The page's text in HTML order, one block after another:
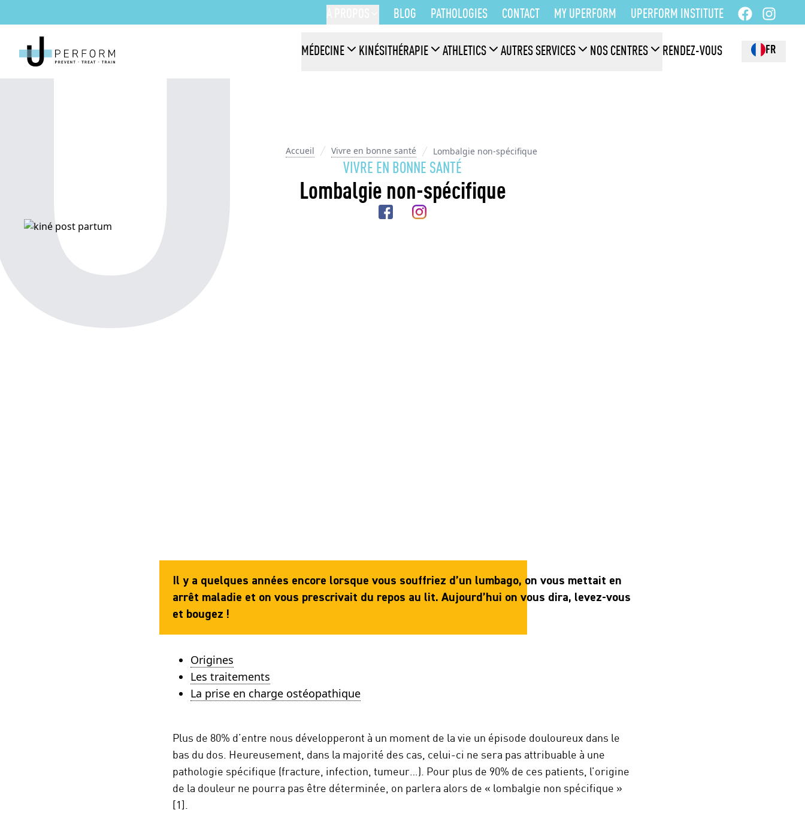
BLOG PATHOLOGIES CONTACT MY UPERFORM UPERFORM INSTITUTE
MÉDECINE KINÉSITHÉRAPIE ATHLETICS AUTRES SERVICES NOS CENTRES RENDEZ-VOUS FR
Accueil Vivre en bonne santé Lombalgie non-spécifique
Lombalgie non-spécifique
VIVRE EN BONNE SANTÉ
Il y a quelques années encore lorsque vous souffriez d’un lumbago, on vous mettait en
arrêt maladie et on vous prescrivait du repos au lit. Aujourd’hui on vous dira, levez-vous
et bougez !
Origines
Les traitements
La prise en charge ostéopathique
Plus de 80% d’entre nous développeront à un moment de la vie un épisode douloureux dans le
bas du dos. Heureusement, dans la majorité des cas, celui-ci ne sera pas attribuable à une
pathologie spécifique (fracture, infection, tumeur…). Pour plus de 90% de ces patients, l’origine
de la douleur ne pourra pas être déterminée, on parlera alors de « lombalgie non spécifique »
[1].